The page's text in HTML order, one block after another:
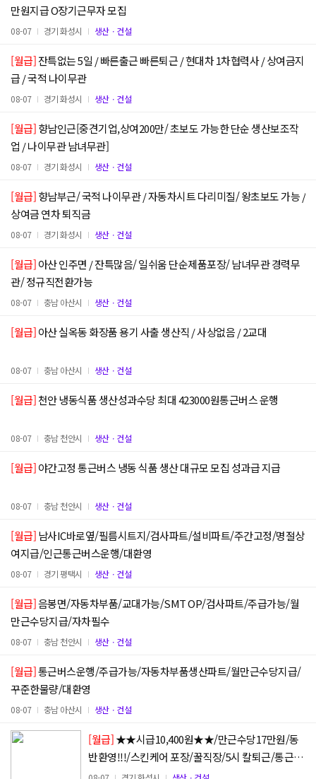
만원지급 O장기근무자 모집
08-07 경기 화성시 생산ㆍ건설
[월급]
급 / 국적 나이무관
08-07 경기 화성시 생산ㆍ건설
[월급]
업 / 나이무관 남녀무관]
08-07 경기 화성시 생산ㆍ건설
[월급]
상여금 연차 퇴직금
08-07 경기 화성시 생산ㆍ건설
[월급]
관/ 정규직전환가능
08-07 충남 아산시 생산ㆍ건설
[월급]아산 실옥동 화장품 용기 사출 생산직 / 사상없음 / 2교대
08-07 충남 아산시 생산ㆍ건설
[월급]천안 냉동식품 생산성과수당 최대 423000원통근버스 운행
08-07 충남 천안시 생산ㆍ건설
[월급]야간고정 통근버스 냉동 식품 생산 대규모 모집 성과급 지급
08-07 충남 천안시 생산ㆍ건설
[월급]
여지급/인근통근버스운행/대환영
08-07 경기 평택시 생산ㆍ건설
[월급]
만근수당지급/자차필수
08-07 충남 천안시 생산ㆍ건설
[월급]
꾸준한물량/대환영
08-07 충남 아산시 생산ㆍ건설
[월급]
반환영!!!/스킨케어 포장/꿀직장/5시 칼퇴근/통근운
행